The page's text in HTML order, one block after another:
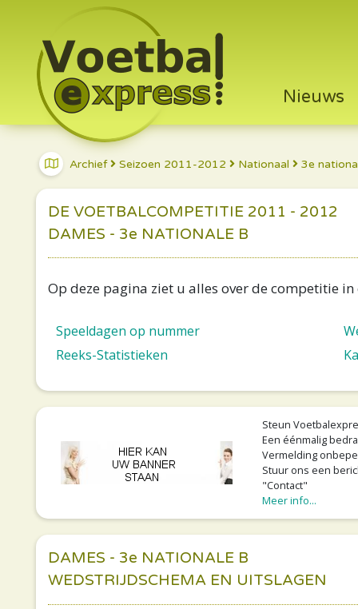
Nieuws
Archief Seizoen 2011-2012 Nationaal 3e
DE VOETBALCOMPETITIE 2011 - 2012
DAMES - 3e NATIONALE B
Op deze pagina ziet u alles over de competitie
Speeldagen op nummer
Reeks-Statistieken
Steun
Een éénmalig
Vermelding
Stuur ons een
"Contact"
Meer info...
DAMES - 3e NATIONALE B
WEDSTRIJDSCHEMA EN UITSLAGEN